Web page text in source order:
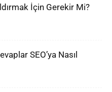
İçin Gerekir Mi?
SEO’ya Nasıl